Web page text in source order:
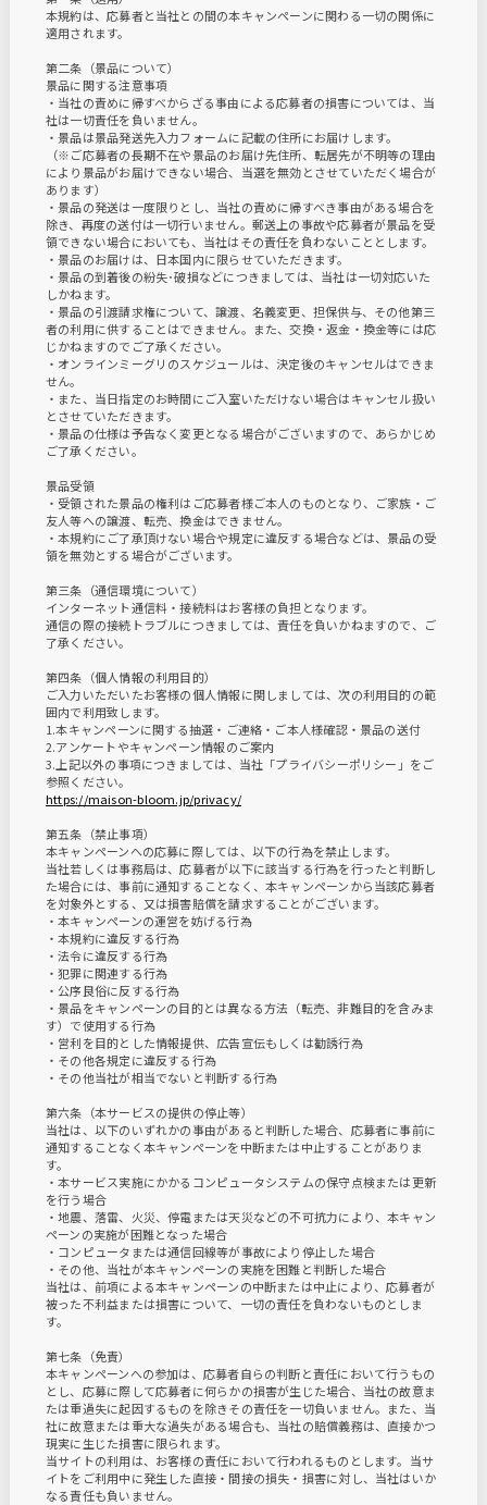
本規約は、応募者と当社との間の本キャンペーンに関わる一切の関係に
適用されます。
第二条（景品について）
景品に関する注意事項
・当社の責めに帰すべからざる事由による応募者の損害については、当
社は一切責任を負いません。
・景品は景品発送先入力フォームに記載の住所にお届けします。
（※ご応募者の長期不在や景品のお届け先住所、転居先が不明等の理由
により景品がお届けできない場合、当選を無効とさせていただく場合が
あります）
・景品の発送は一度限りとし、当社の責めに帰すべき事由がある場合を
除き、再度の送付は一切行いません。郵送上の事故や応募者が景品を受
領できない場合においても、当社はその責任を負わないこととします。
・景品のお届けは、日本国内に限らせていただきます。
・景品の到着後の紛失･破損などにつきましては、当社は一切対応いた
しかねます。
・景品の引渡請求権について、譲渡、名義変更、担保供与、その他第三
者の利用に供することはできません。また、交換・返金・換金等には応
じかねますのでご了承ください。
・オンラインミーグリのスケジュールは、決定後のキャンセルはできま
せん。
・また、当日指定のお時間にご入室いただけない場合はキャンセル扱い
とさせていただきます。
・景品の仕様は予告なく変更となる場合がございますので、あらかじめ
ご了承ください。
景品受領
・受領された景品の権利はご応募者様ご本人のものとなり、ご家族・ご
友人等への譲渡、転売、換金はできません。
・本規約にご了承頂けない場合や規定に違反する場合などは、景品の受
領を無効とする場合がございます。
第三条（通信環境について）
インターネット通信料・接続料はお客様の負担となります。
通信の際の接続トラブルにつきましては、責任を負いかねますので、ご
了承ください。
第四条（個人情報の利用目的）
ご入力いただいたお客様の個人情報に関しましては、次の利用目的の範
囲内で利用致します。
1.本キャンペーンに関する抽選・ご連絡・ご本人様確認・景品の送付
2.アンケートやキャンペーン情報のご案内
3.上記以外の事項につきましては、当社「プライバシーポリシー」をご
参照ください。
https://maison-bloom.jp/privacy/
第五条（禁止事項）
本キャンペーンへの応募に際しては、以下の行為を禁止します。
当社若しくは事務局は、応募者が以下に該当する行為を行ったと判断し
た場合には、事前に通知することなく、本キャンペーンから当該応募者
を対象外とする、又は損害賠償を請求することがございます。
・本キャンペーンの運営を妨げる行為
・本規約に違反する行為
・法令に違反する行為
・犯罪に関連する行為
・公序良俗に反する行為
・景品をキャンペーンの目的とは異なる方法（転売、非難目的を含みま
す）で使用する行為
・営利を目的とした情報提供、広告宣伝もしくは勧誘行為
・その他各規定に違反する行為
・その他当社が相当でないと判断する行為
第六条（本サービスの提供の停止等）
当社は、以下のいずれかの事由があると判断した場合、応募者に事前に
通知することなく本キャンペーンを中断または中止することがありま
す。
・本サービス実施にかかるコンピュータシステムの保守点検または更新
を行う場合
・地震、落雷、火災、停電または天災などの不可抗力により、本キャン
ペーンの実施が困難となった場合
・コンピュータまたは通信回線等が事故により停止した場合
・その他、当社が本キャンペーンの実施を困難と判断した場合
当社は、前項による本キャンペーンの中断または中止により、応募者が
被った不利益または損害について、一切の責任を負わないものとしま
す。
第七条（免責）
本キャンペーンへの参加は、応募者自らの判断と責任において行うもの
とし、応募に際して応募者に何らかの損害が生じた場合、当社の故意ま
たは重過失に起因するものを除きその責任を一切負いません。また、当
社に故意または重大な過失がある場合も、当社の賠償義務は、直接かつ
現実に生じた損害に限られます。
当サイトの利用は、お客様の責任において行われるものとします。当サ
イトをご利用中に発生した直接・間接の損失・損害に対し、当社はいか
なる責任も負いません。